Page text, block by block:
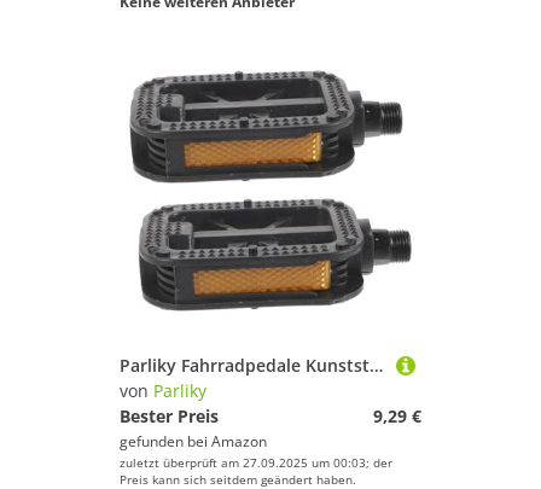
Parliky Fahrradpedale Kunststoff Rutsch Pedale mit Großer Trittfläche für Mountainbike und Rennrad Leicht Langlebig Einfache Montage Geeignet für Komfortables und Sicheres Radfahren
von Parliky
Bester Preis
9,29 €
gefunden bei Amazon
zuletzt überprüft am 27.09.2025 um 00:03; der
Preis kann sich seitdem geändert haben.